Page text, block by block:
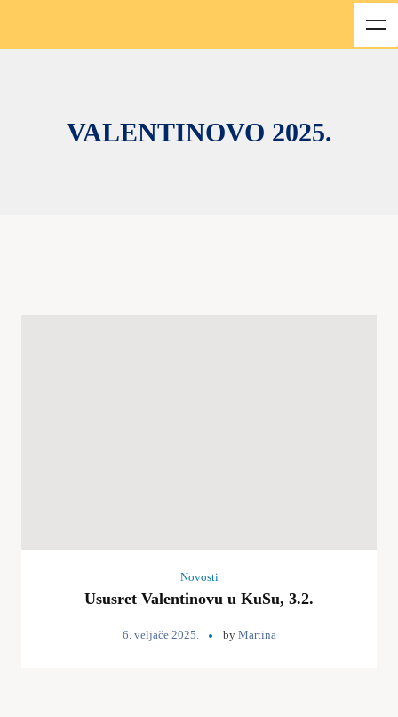
VALENTINOVO 2025.
Novosti
Ususret Valentinovu u KuSu, 3.2.
6. veljače 2025. by Martina